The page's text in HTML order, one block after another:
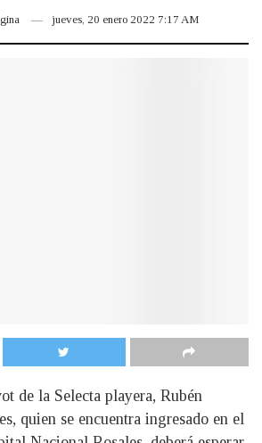
jueves, 20 enero 2022 7:17 AM
de la Selecta playera, Rubén
quien se encuentra ingresado en el